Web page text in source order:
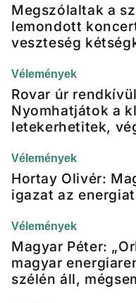
Megszólaltak a
lemondott
veszteség
Vélemények
Rovar úr
Nyomhatjátok a
letekerhetitek,
Vélemények
Hortay Olivér:
igazat az
Vélemények
Magyar Péter:
magyar
szélén áll,